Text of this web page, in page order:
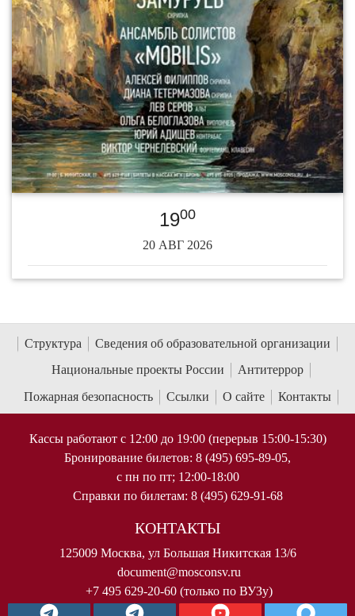
1900
20 АВГ 2026
Структура
Сведения об образовательной организации
Национальные проекты России
Антитеррор
Пожарная безопасность
Ссылки О сайте Контакты
Кассы работают с 12:00 до 19:00 (перерыв 15:00-15:30)
Бронирование билетов: 8 (495) 695-89-05,
с пн по пт; 12:00-18:00
Справки по билетам: 8 (495) 629-91-68
КОНТАКТЫ
125009 Москва, ул Большая Никитская 13/6
document@mosconsv.ru
+7 495 629-20-60 (только по ВУЗу)